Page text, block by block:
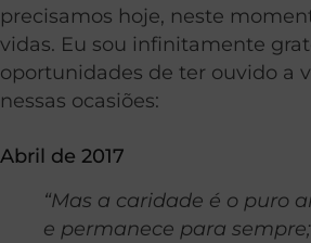
precisamos hoje, neste
vidas. Eu sou infinitamente
oportunidades de ter ouvido a
nessas ocasiões:
Abril de 2017
“Mas a caridade é o puro
e permanece para